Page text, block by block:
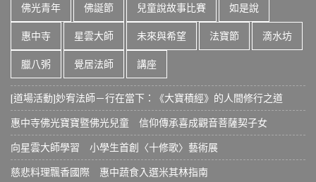
佛光青年 佛誕節 兒童說故事比賽 如是說
惠中寺 星雲大師 未來與希望 法寶節 滴水坊
臘八粥 覺居法師 講座
[道場活動]妙宥法師－行在當下：《大寶積經》的人間修行之道
惠中寺佛光寶寶暨佛光兒童 信仰傳承喜成觀音菩薩契子女
向星雲大師學習 小學生首創〈十修歌〉藝術展
慈悲料理飄香國際 惠中蔬食入選米其林指南